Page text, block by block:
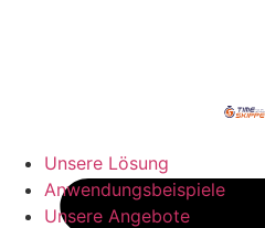
Unsere Lösung
Anwendungsbeispiele
Unsere Angebote